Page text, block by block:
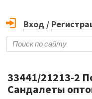
Вход /
33441/21213-2
Сандалеты